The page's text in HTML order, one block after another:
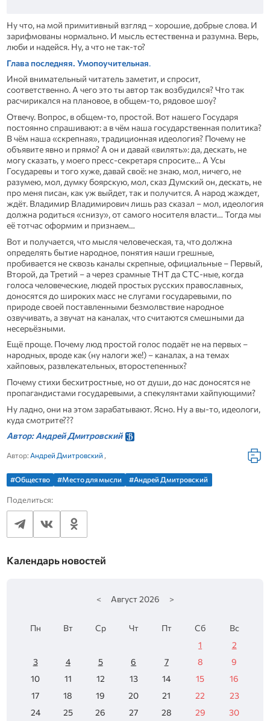
Ну что, на мой примитивный взгляд – хорошие, добрые слова. И
зарифмованы нормально. И мысль естественна и разумна. Верь,
люби и надейся. Ну, а что не так-то?
Глава последняя. Умопоучительная.
Иной внимательный читатель заметит, и спросит,
соответственно. А чего это ты автор так возбудился? Что так
расчирикался на плановое, в общем-то, рядовое шоу?
Отвечу. Вопрос, в общем-то, простой. Вот нашего Государя
постоянно спрашивают: а в чём наша государственная политика?
В чём наша «скрепная», традиционная идеология? Почему не
объявите явно и прямо? А он и давай «вилять»: да, дескать, не
могу сказать, у моего пресс-секретаря спросите… А Усы
Государевы и того хуже, давай своё: не знаю, мол, ничего, не
разумею, мол, думку боярскую, мол, сказ Думский он, дескать, не
про меня писан, как уж выйдет, так и получится. А народ жаждет,
ждёт. Владимир Владимирович лишь раз сказал – мол, идеология
должна родиться «снизу», от самого носителя власти… Тогда мы
её тотчас оформим и признаем…
Вот и получается, что мысля человеческая, та, что должна
определять бытие народное, понятия наши грешные,
пробивается не сквозь каналы скрепные, официальные – Первый,
Второй, да Третий – а через срамные ТНТ да СТС-ные, когда
голоса человеческие, людей простых русских православных,
доносятся до широких масс не слугами государевыми, по
природе своей поставленными безмолвствие народное
озвучивать, а звучат на каналах, что считаются смешными да
несерьёзными.
Ещё проще. Почему люд простой голос подаёт не на первых –
народных, вроде как (ну налоги же!) – каналах, а на темах
хайповых, развлекательных, второстепенных?
Почему стихи бесхитростные, но от души, до нас доносятся не
пропагандистами государевыми, а спекулянтами хайпующими?
Ну ладно, они на этом зарабатывают. Ясно. Ну а вы-то, идеологи,
куда смотрите???
Автор: Андрей Дмитровский
Автор: Андрей Дмитровский ,
#Общество #Место для мысли #Андрей Дмитровский
Поделиться:
Календарь новостей
< Август 2026 >
Пн Вт Ср Чт Пт Сб
Вс
1
2
3
4 5 6 7 8
9
10
11 12 13 14 15
16
17
18 19 20 21 22
23
24
25 26 27 28 29 30